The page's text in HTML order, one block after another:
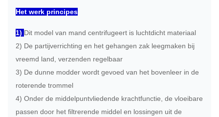
Het werk principes
1) Dit model van mand centrifugeert is luchtdicht materiaal
2) De partijverrichting en het gehangen zak leegmaken bij
vreemd land, verzenden regelbaar
3) De dunne modder wordt gevoed van het bovenleer in de
roterende trommel
4) Onder de middelpuntvliedende krachtfunctie, de vloeibare
passen door het filtrerende middel en lossingen uit de